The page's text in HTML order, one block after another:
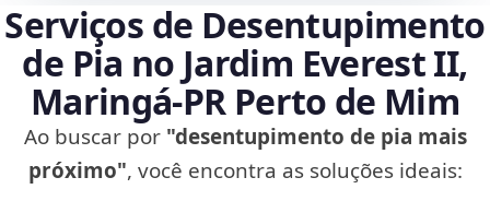
Serviços de Desentupimento
de Pia no Jardim Everest II,
Maringá‑PR Perto de Mim
Ao buscar por "desentupimento de pia mais
próximo", você encontra as soluções ideais: